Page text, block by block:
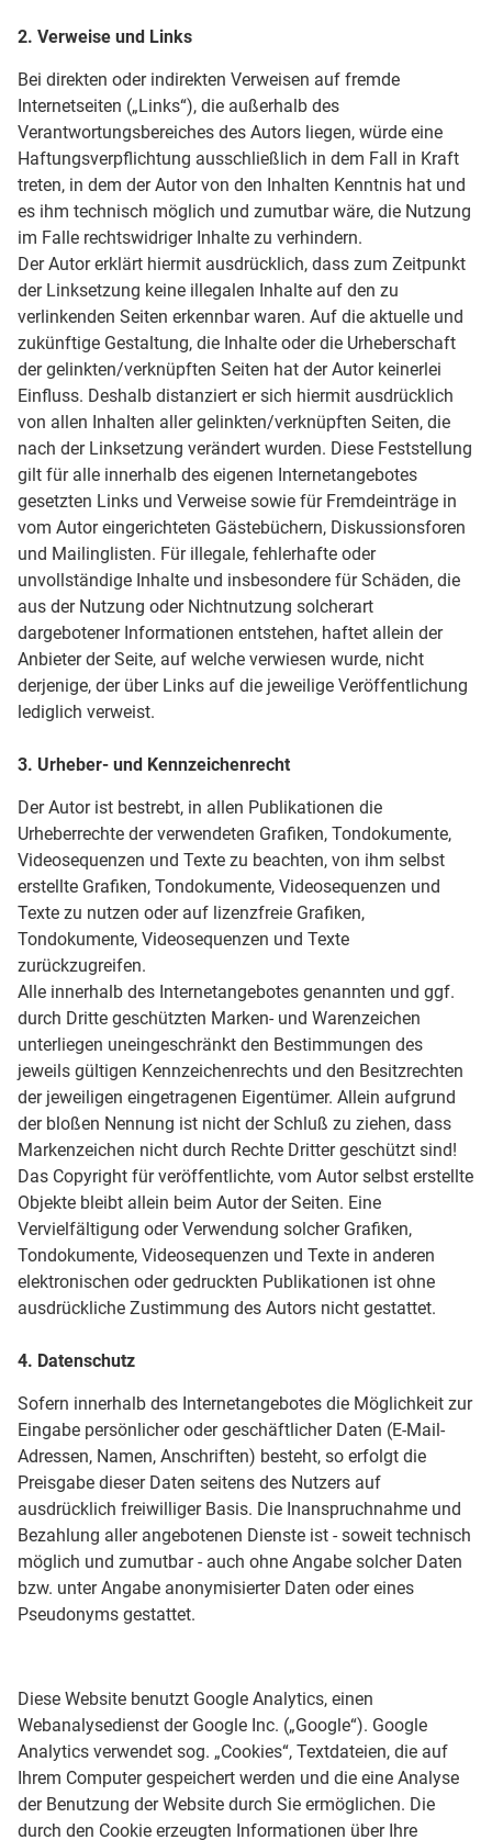
2. Verweise und Links
Bei direkten oder indirekten Verweisen auf fremde
Internetseiten („Links“), die außerhalb des
Verantwortungsbereiches des Autors liegen, würde eine
Haftungsverpflichtung ausschließlich in dem Fall in Kraft
treten, in dem der Autor von den Inhalten Kenntnis hat und
es ihm technisch möglich und zumutbar wäre, die Nutzung
im Falle rechtswidriger Inhalte zu verhindern.
Der Autor erklärt hiermit ausdrücklich, dass zum Zeitpunkt
der Linksetzung keine illegalen Inhalte auf den zu
verlinkenden Seiten erkennbar waren. Auf die aktuelle und
zukünftige Gestaltung, die Inhalte oder die Urheberschaft
der gelinkten/verknüpften Seiten hat der Autor keinerlei
Einfluss. Deshalb distanziert er sich hiermit ausdrücklich
von allen Inhalten aller gelinkten/verknüpften Seiten, die
nach der Linksetzung verändert wurden. Diese Feststellung
gilt für alle innerhalb des eigenen Internetangebotes
gesetzten Links und Verweise sowie für Fremdeinträge in
vom Autor eingerichteten Gästebüchern, Diskussionsforen
und Mailinglisten. Für illegale, fehlerhafte oder
unvollständige Inhalte und insbesondere für Schäden, die
aus der Nutzung oder Nichtnutzung solcherart
dargebotener Informationen entstehen, haftet allein der
Anbieter der Seite, auf welche verwiesen wurde, nicht
derjenige, der über Links auf die jeweilige Veröffentlichung
lediglich verweist.
3. Urheber- und Kennzeichenrecht
Der Autor ist bestrebt, in allen Publikationen die
Urheberrechte der verwendeten Grafiken, Tondokumente,
Videosequenzen und Texte zu beachten, von ihm selbst
erstellte Grafiken, Tondokumente, Videosequenzen und
Texte zu nutzen oder auf lizenzfreie Grafiken,
Tondokumente, Videosequenzen und Texte
zurückzugreifen.
Alle innerhalb des Internetangebotes genannten und ggf.
durch Dritte geschützten Marken- und Warenzeichen
unterliegen uneingeschränkt den Bestimmungen des
jeweils gültigen Kennzeichenrechts und den Besitzrechten
der jeweiligen eingetragenen Eigentümer. Allein aufgrund
der bloßen Nennung ist nicht der Schluß zu ziehen, dass
Markenzeichen nicht durch Rechte Dritter geschützt sind!
Das Copyright für veröffentlichte, vom Autor selbst erstellte
Objekte bleibt allein beim Autor der Seiten. Eine
Vervielfältigung oder Verwendung solcher Grafiken,
Tondokumente, Videosequenzen und Texte in anderen
elektronischen oder gedruckten Publikationen ist ohne
ausdrückliche Zustimmung des Autors nicht gestattet.
4. Datenschutz
Sofern innerhalb des Internetangebotes die Möglichkeit zur
Eingabe persönlicher oder geschäftlicher Daten (E-Mail-
Adressen, Namen, Anschriften) besteht, so erfolgt die
Preisgabe dieser Daten seitens des Nutzers auf
ausdrücklich freiwilliger Basis. Die Inanspruchnahme und
Bezahlung aller angebotenen Dienste ist - soweit technisch
möglich und zumutbar - auch ohne Angabe solcher Daten
bzw. unter Angabe anonymisierter Daten oder eines
Pseudonyms gestattet.
Diese Website benutzt Google Analytics, einen
Webanalysedienst der Google Inc. („Google“). Google
Analytics verwendet sog. „Cookies“, Textdateien, die auf
Ihrem Computer gespeichert werden und die eine Analyse
der Benutzung der Website durch Sie ermöglichen. Die
durch den Cookie erzeugten Informationen über Ihre